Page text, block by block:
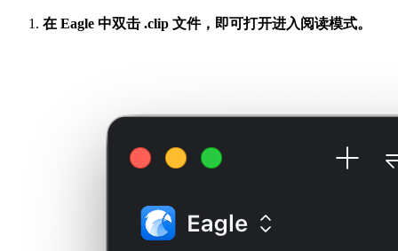
在 Eagle 中双击 .clip 文件，即可打开进入阅读模式。